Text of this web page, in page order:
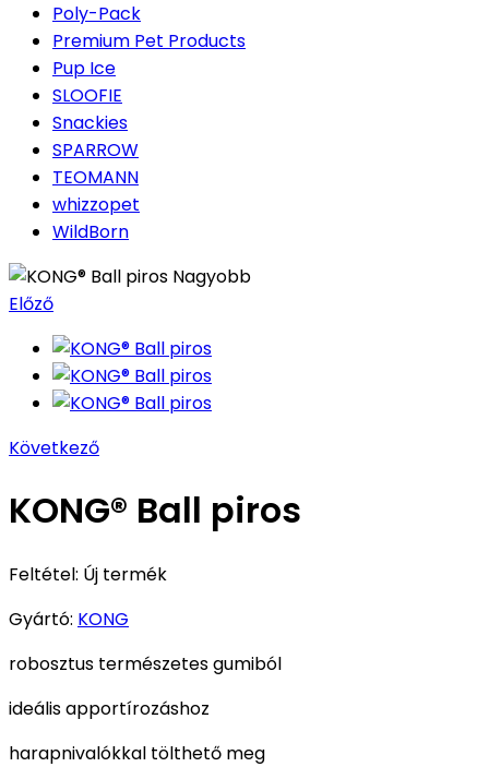
Poly-Pack
Premium Pet Products
Pup Ice
SLOOFIE
Snackies
SPARROW
TEOMANN
whizzopet
WildBorn
Nagyobb
Előző
Következő
KONG® Ball piros
Feltétel: Új termék
Gyártó: KONG
robosztus természetes gumiból
ideális apportírozáshoz
harapnivalókkal tölthető meg